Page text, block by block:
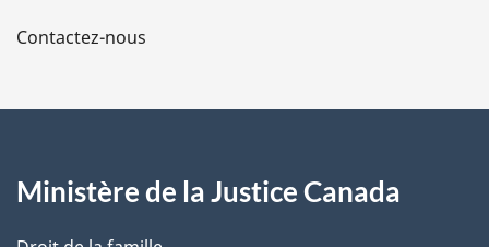
a
e
Contactez-nous
Ministère de la Justice Canada